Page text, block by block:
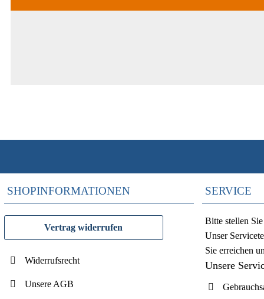
SHOPINFORMATIONEN
Vertrag widerrufen
Widerrufsrecht
Unsere AGB
SERVICE
Bitte stellen
Unser
Sie erreichen
Unsere